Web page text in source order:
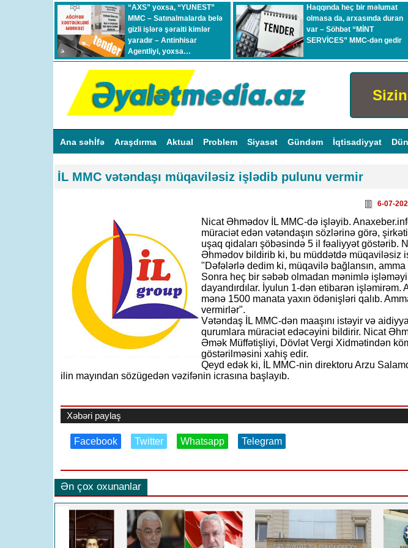
“AXS” yoxsa, “YUNEST”
MMC – Satınalmalarda belə
gizli işlərə şəraiti kimlər
yaradır – Antinhisar
Agentliyi, yoxsa…
Haqqında heç bir məlumat
olmasa da, arxasında duran
var – Söhbət “MİNT
SERVİCES” MMC-dən gedir
Ana səhİfə Araşdırma Aktual Problem Siyasət Gündəm İqtisadiyyat
İL MMC vətəndaşı müqaviləsiz işlədib pulunu vermir
6-07-
Nicat Əhmədov İL MMC-də işləyib.
müraciət edən vətəndaşın sözlərinə görə,
uşaq qidaları şöbəsində 5 il fəaliyyət göstərib.
Əhmədov bildirib ki, bu müddətdə müqaviləsiz
"Dəfələrlə dedim ki, müqavilə bağlansın, amma
Sonra heç bir səbəb olmadan mənimlə işləməyi
dayandırdılar. İyulun 1-dən etibarən işləmirəm.
mənə 1500 manata yaxın ödənişləri qalıb.
vermirlər".
Vətəndaş İL MMC-dən maaşını istəyir və
qurumlara müraciət edəcəyini bildirir. Nicat
Əmək Müffətişliyi, Dövlət Vergi Xidmətindən
göstərilməsini xahiş edir.
Qeyd edək ki, İL MMC-nin direktoru Arzu
ilin mayından sözügedən vəzifənin icrasına başlayıb.
Xəbəri paylaş
Facebook Twitter Whatsapp Telegram
Ən çox oxunanlar